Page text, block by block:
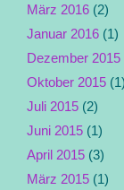
März 2016 (2)
Januar 2016 (1)
Dezember 2015
Oktober 2015 (1)
Juli 2015 (2)
Juni 2015 (1)
April 2015 (3)
März 2015 (1)